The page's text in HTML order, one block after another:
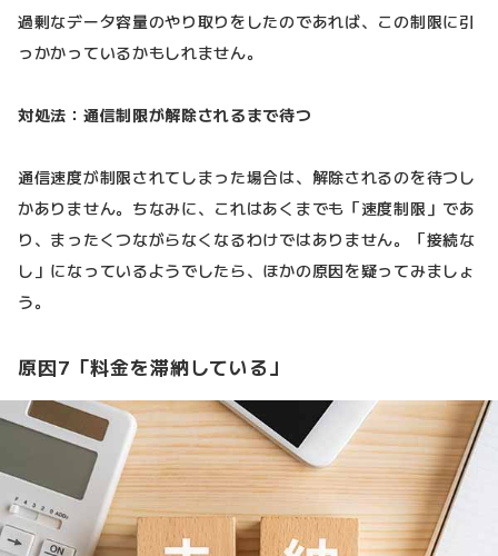
過剰なデータ容量のやり取りをしたのであれば、この制限に引
っかかっているかもしれません。
対処法：通信制限が解除されるまで待つ
通信速度が制限されてしまった場合は、解除されるのを待つし
かありません。ちなみに、これはあくまでも「速度制限」であ
り、まったくつながらなくなるわけではありません。「接続な
し」になっているようでしたら、ほかの原因を疑ってみましょ
う。
原因7「料金を滞納している」